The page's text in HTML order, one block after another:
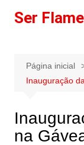
paraSer
Página inicial
Inauguração
na